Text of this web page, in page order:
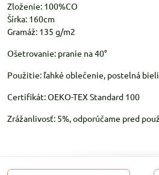
Zloženie: 100%CO
Šírka: 160cm
Gramáž: 135 g/m2
Ošetrovanie: pranie na 40°
Použitie: ľahké oblečenie, postelná
Certifikát: OEKO-TEX Standard 100
Zrážanlivosť: 5%, odporúčame pred